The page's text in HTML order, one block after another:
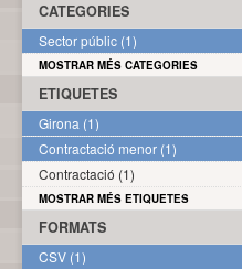
CATEGORIES
Sector públic (1)
MOSTRAR MÉS CATEGORIES
ETIQUETES
Girona (1)
Contractació menor (1)
Contractació (1)
MOSTRAR MÉS ETIQUETES
FORMATS
CSV (1)